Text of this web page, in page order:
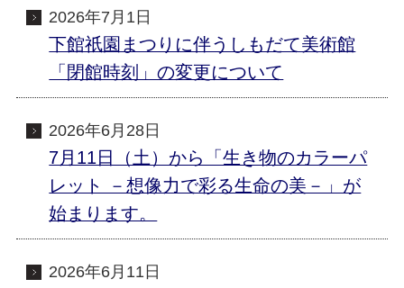
2026年7月1日
下館祇園まつりに伴うしもだて美術館
「閉館時刻」の変更について
2026年6月28日
7月11日（土）から「生き物のカラーパ
レット －想像力で彩る生命の美－」が
始まります。
2026年6月11日